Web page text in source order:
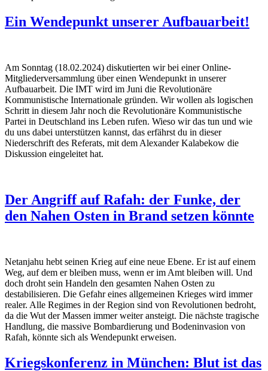
Ein Wendepunkt unserer Aufbauarbeit!
Am Sonntag (18.02.2024) diskutierten wir bei einer Online-
Mitgliederversammlung über einen Wendepunkt in unserer
Aufbauarbeit. Die IMT wird im Juni die Revolutionäre
Kommunistische Internationale gründen. Wir wollen als logischen
Schritt in diesem Jahr noch die Revolutionäre Kommunistische
Partei in Deutschland ins Leben rufen. Wieso wir das tun und wie
du uns dabei unterstützen kannst, das erfährst du in dieser
Niederschrift des Referats, mit dem Alexander Kalabekow die
Diskussion eingeleitet hat.
Der Angriff auf Rafah: der Funke, der
den Nahen Osten in Brand setzen könnte
Netanjahu hebt seinen Krieg auf eine neue Ebene. Er ist auf einem
Weg, auf dem er bleiben muss, wenn er im Amt bleiben will. Und
doch droht sein Handeln den gesamten Nahen Osten zu
destabilisieren. Die Gefahr eines allgemeinen Krieges wird immer
realer. Alle Regimes in der Region sind von Revolutionen bedroht,
da die Wut der Massen immer weiter ansteigt. Die nächste tragische
Handlung, die massive Bombardierung und Bodeninvasion von
Rafah, könnte sich als Wendepunkt erweisen.
Kriegskonferenz in München: Blut ist das